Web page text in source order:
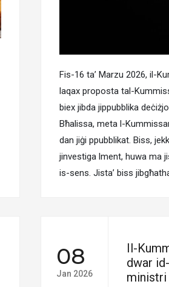
Fis-16 ta’ Marzu 2026, il-
laqax proposta tal-
biex jibda jippubblika
Bħalissa, meta l-
dan jiġi ppubblikat. Biss,
jinvestiga lment, huwa ma
is-sens. Jista’ biss
08
Jan 2026
Il-
dwar
ministri